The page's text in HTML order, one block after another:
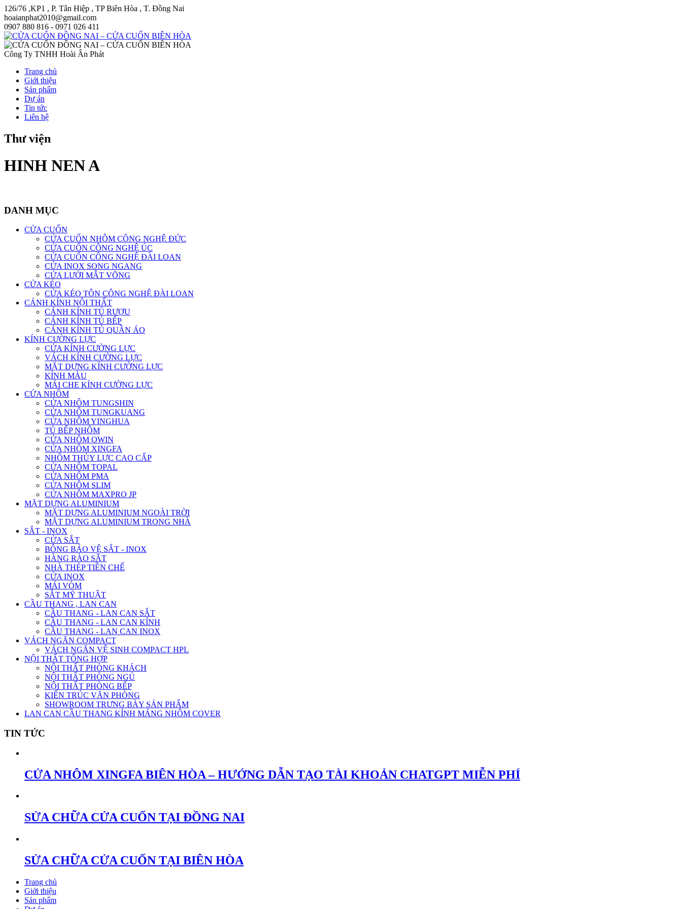
126/76 ,KP1 , P. Tân Hiệp , TP Biên Hòa , T. Đồng Nai
hoaianphat2010@gmail.com
0907 880 816 - 0971 026 411
Công Ty TNHH Hoài Ân Phát
Trang chủ
Giới thiệu
Sản phẩm
Dự án
Tin tức
Liên hệ
Thư viện
HINH NEN A
DANH MỤC
CỬA CUỐN
CỬA CUỐN NHÔM CÔNG NGHỆ ĐỨC
CỬA CUỐN CÔNG NGHỆ ÚC
CỬA CUỐN CÔNG NGHỆ ĐÀI LOAN
CỬA INOX SONG NGANG
CỬA LƯỚI MẮT VÕNG
CỬA KÉO
CỬA KÉO TÔN CÔNG NGHỆ ĐÀI LOAN
CÁNH KÍNH NỘI THẤT
CÁNH KÍNH TỦ RƯỢU
CÁNH KÍNH TỦ BẾP
CÁNH KÍNH TỦ QUẦN ÁO
KÍNH CƯỜNG LỰC
CỬA KÍNH CƯỜNG LỰC
VÁCH KÍNH CƯỜNG LỰC
MẶT DỰNG KÍNH CƯỜNG LỰC
KÍNH MÀU
MÁI CHE KÍNH CƯỜNG LỰC
CỬA NHÔM
CỬA NHÔM TUNGSHIN
CỬA NHÔM TUNGKUANG
CỬA NHÔM YINGHUA
TỦ BẾP NHÔM
CỬA NHÔM OWIN
CỬA NHÔM XINGFA
NHÔM THỦY LỰC CAO CẤP
CỬA NHÔM TOPAL
CỬA NHÔM PMA
CỬA NHÔM SLIM
CỬA NHÔM MAXPRO JP
MẶT DỰNG ALUMINIUM
MẶT DỰNG ALUMINIUM NGOÀI TRỜI
MẶT DỰNG ALUMINIUM TRONG NHÀ
SẮT - INOX
CỬA SẮT
BÔNG BẢO VỆ SẮT - INOX
HÀNG RÀO SẮT
NHÀ THÉP TIỀN CHẾ
CỬA INOX
MÁI VÒM
SẮT MỸ THUẬT
CẦU THANG , LAN CAN
CẦU THANG - LAN CAN SẮT
CẦU THANG - LAN CAN KÍNH
CẦU THANG - LAN CAN INOX
VÁCH NGĂN COMPACT
VÁCH NGĂN VỆ SINH COMPACT HPL
NỘI THẤT TỔNG HỢP
NỘI THẤT PHÒNG KHÁCH
NỘI THẤT PHÒNG NGỦ
NỘI THẤT PHÒNG BẾP
KIẾN TRÚC VĂN PHÒNG
SHOWROOM TRƯNG BÀY SẢN PHẨM
LAN CAN CẦU THANG KÍNH MÁNG NHÔM COVER
TIN TỨC
CỬA NHÔM XINGFA BIÊN HÒA – HƯỚNG DẪN TẠO TÀI KHOẢN CHATGPT MIỄN PHÍ
SỬA CHỮA CỬA CUỐN TẠI ĐỒNG NAI
SỬA CHỮA CỬA CUỐN TẠI BIÊN HÒA
Trang chủ
Giới thiệu
Sản phẩm